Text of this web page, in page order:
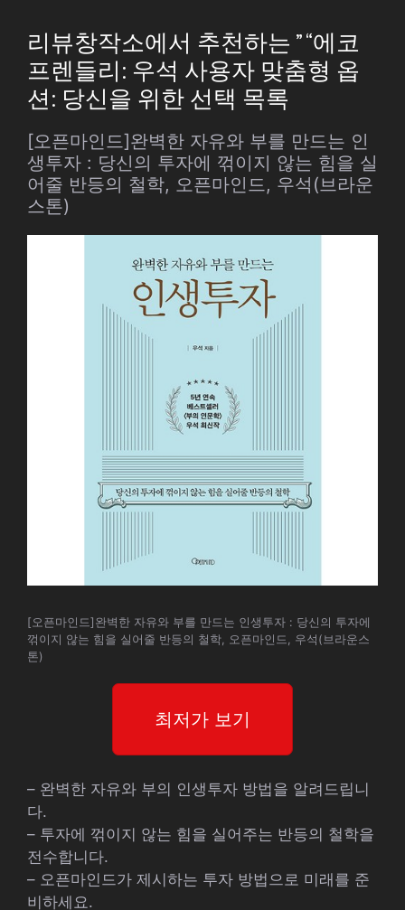
리뷰창작소에서 추천하는 ” “에코
프렌들리: 우석 사용자 맞춤형 옵
션: 당신을 위한 선택 목록
[오픈마인드]완벽한 자유와 부를 만드는 인
생투자 : 당신의 투자에 꺾이지 않는 힘을 실
어줄 반등의 철학, 오픈마인드, 우석(브라운
스톤)
[오픈마인드]완벽한 자유와 부를 만드는 인생투자 : 당신의 투자에
꺾이지 않는 힘을 실어줄 반등의 철학, 오픈마인드, 우석(브라운스
톤)
최저가 보기
– 완벽한 자유와 부의 인생투자 방법을 알려드립니
다.
– 투자에 꺾이지 않는 힘을 실어주는 반등의 철학을
전수합니다.
– 오픈마인드가 제시하는 투자 방법으로 미래를 준
비하세요.